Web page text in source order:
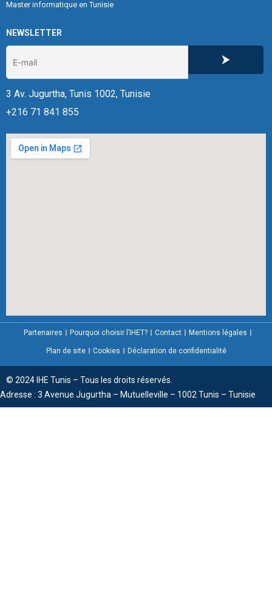
Master informatique en Tunisie
NEWSLETTER
3 Av. Jugurtha, Tunis 1002, Tunisie
+216 71 841 855
Partenaires Pourquoi choisir l’IHET? Contact Mentions légales
Plan de site Cookies Déclaration de confidentialité
© 2024 IHE Tunis – Tous les droits réservés.
Adresse : 3 Avenue Jugurtha – Mutuelleville – 1002 Tunis – Tunisie